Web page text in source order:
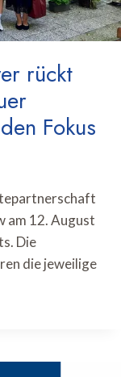
rückt
Fokus
am 12. August
Die
die jeweilige